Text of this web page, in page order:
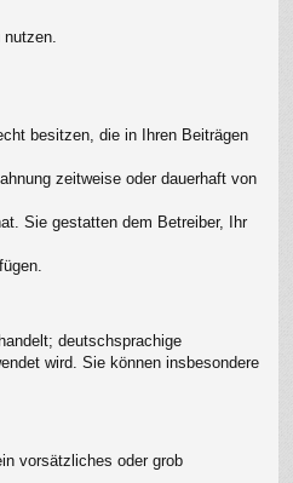
nutzen.
besitzen, die in Ihren Beiträgen
zeitweise oder dauerhaft von
Sie gestatten dem Betreiber, Ihr
deutschsprachige
wird. Sie können insbesondere
vorsätzliches oder grob